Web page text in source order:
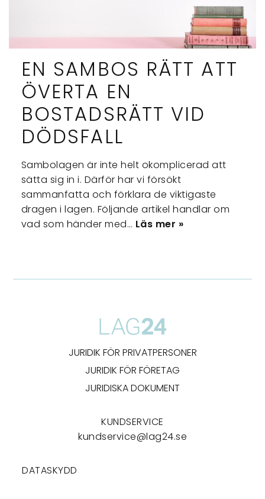
EN SAMBOS RÄTT ATT
ÖVERTA EN
BOSTADSRÄTT VID
DÖDSFALL
Sambolagen är inte helt okomplicerad att
sätta sig in i. Därför har vi försökt
sammanfatta och förklara de viktigaste
dragen i lagen. Följande artikel handlar om
vad som händer med… Läs mer »
JURIDIK FÖR PRIVATPERSONER
JURIDIK FÖR FÖRETAG
JURIDISKA DOKUMENT
KUNDSERVICE
kundservice@lag24.se
DATASKYDD